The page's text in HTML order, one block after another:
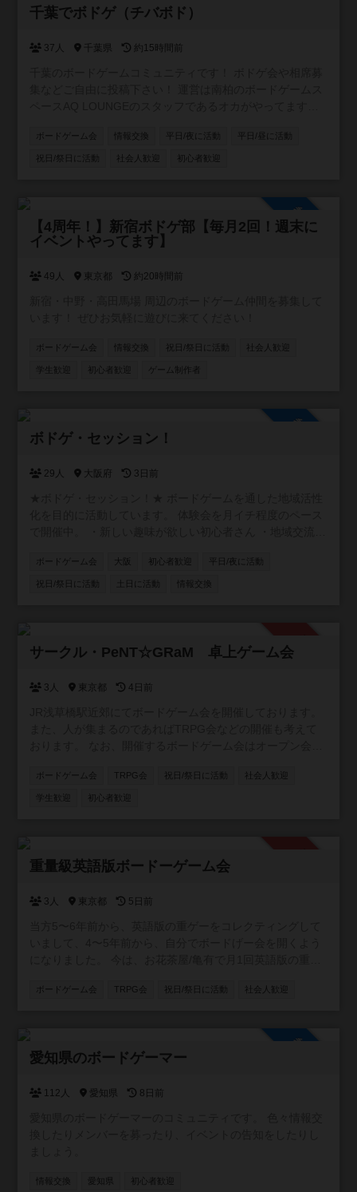
千葉でボドゲ（チバボド）
37人 千葉県 約15時間前
ボードゲーム会 情報交換 平日/夜に活動 平日/昼に活動
祝日/祭日に活動 社会人歓迎 初心者歓迎
参加自由
【4周年！】新宿ボドゲ部【毎月2回！週末に
イベントやってます】
49人 東京都 約20時間前
ボードゲーム会 情報交換 祝日/祭日に活動 社会人歓迎
学生歓迎 初心者歓迎 ゲーム制作者
ボドゲ・セッション！
29人 大阪府 3日前
テランさん ・テストプレイヤーが欲しいクリエーターさん
お気軽にご参加ください！
ボードゲーム会 大阪 初心者歓迎 平日/夜に活動
祝日/祭日に活動 情報交換
サークル・PeNT☆GRaM 卓上ゲーム会
3人 東京都 4日前
のボドゲ会に参加したことがあること」となります。先に
コミュニティに参加して空気感確かめたい、みたいなこと
ボードゲーム会 TRPG会 祝日/祭日に活動 社会人歓迎
学生歓迎 初心者歓迎
重量級英語版ボードーゲーム会
3人 東京都 5日前
一回のペースで3〜４人集まって、遊んでいます。 ボード
ボードゲーム会 TRPG会 祝日/祭日に活動 社会人歓迎
愛知県のボードゲーマー
112人 愛知県 8日前
情報交換 愛知県 初心者歓迎